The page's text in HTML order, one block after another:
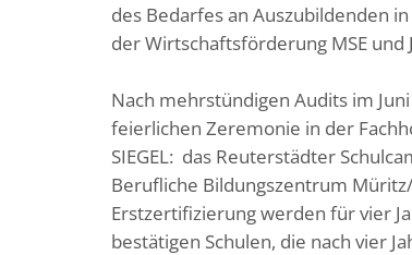
des Bedarfes an Auszubildenden
der Wirtschaftsförderung MSE und
Nach mehrstündigen Audits im
feierlichen Zeremonie in der
SIEGEL: das Reuterstädter
Berufliche Bildungszentrum
Erstzertifizierung werden für vier
bestätigen Schulen, die nach vier